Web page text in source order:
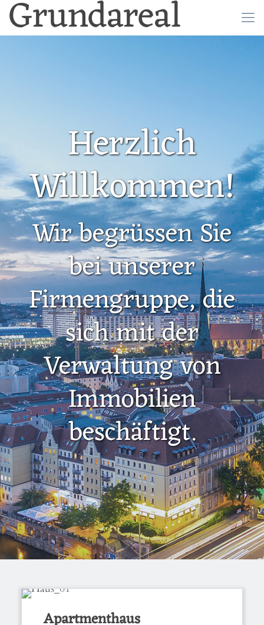
Grundareal
Herzlich
Willkommen!
Wir begrüssen Sie
bei unserer
Firmengruppe, die
sich mit der
Verwaltung von
Immobilien
beschäftigt.
Apartmenthaus